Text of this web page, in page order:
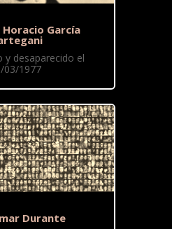
García
y desaparecido el
03/1977
Durante